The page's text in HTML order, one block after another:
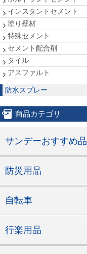
インスタントセメント
塗り壁材
特殊セメント
セメント配合剤
タイル
アスファルト
防水スプレー
商品カテゴリ
サンデーおすすめ品
防災用品
自転車
行楽用品